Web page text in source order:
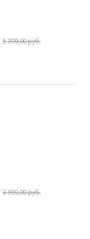
5 399,00 руб.
3 999,00 руб.